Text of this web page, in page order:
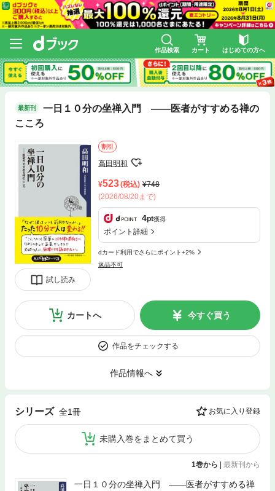
作品検索 カート はじめての方へ
最新刊
一日１０分の坐禅入門 ――医者がすすめる禅の
こころ
試し読み
割引
高田明和
523(税込)
748
(2026/08/20まで)
4pt獲得
ポイント詳細
dカード利用でさらにポイント+2%
返品不可
カートへ 今すぐ買う
作品をチェックする
作品情報へ
シリーズ 全1冊 お気に入り登録
未購入巻をまとめて買う
1巻から 最新刊から
一日１０分の坐禅入門 ――医者がすすめる禅